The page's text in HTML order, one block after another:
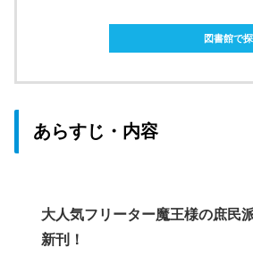
図書館で
あらすじ・内容
大人気フリーター魔王様の庶民
新刊！